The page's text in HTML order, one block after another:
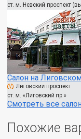
ст. м. Невский проспект
Салон на
Лиговский проспект
ст. м. «Лиговский пр.»
Смотреть все
Похожие